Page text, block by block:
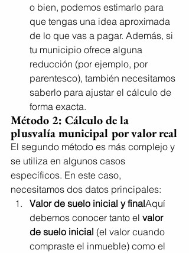
o bien, podemos estimarlo para
que tengas una idea aproximada
de lo que vas a pagar. Además, si
tu municipio ofrece alguna
reducción (por ejemplo, por
parentesco), también necesitamos
saberlo para ajustar el cálculo de
forma exacta.
Método 2: Cálculo de la
plusvalía municipal por valor real
El segundo método es más complejo y
se utiliza en algunos casos
específicos. En este caso,
necesitamos dos datos principales:
Valor de suelo inicial y finalAquí
debemos conocer tanto el valor
de suelo inicial (el valor cuando
compraste el inmueble) como el